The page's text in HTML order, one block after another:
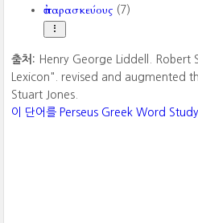
ἀπαρασκεύους (7)
출처: Henry George Liddell. Robert
Lexicon". revised and augmented
Stuart Jones.
이 단어를 Perseus Greek Word Study